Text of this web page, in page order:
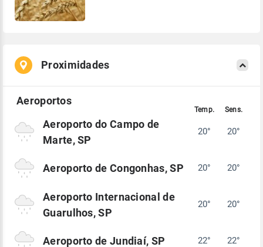
Proximidades
Aeroporto do Campo de
Marte, SP
20° 20°
Aeroporto de Congonhas, SP 20° 20°
Aeroporto Internacional de
Guarulhos, SP
20° 20°
Aeroporto de Jundiaí, SP 22° 22°